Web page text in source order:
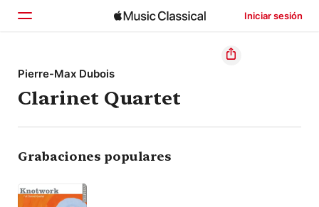
Iniciar sesión
Inicio
Explorar
Buscar
Pierre-Max Dubois
Clarinet Quartet
Grabaciones populares